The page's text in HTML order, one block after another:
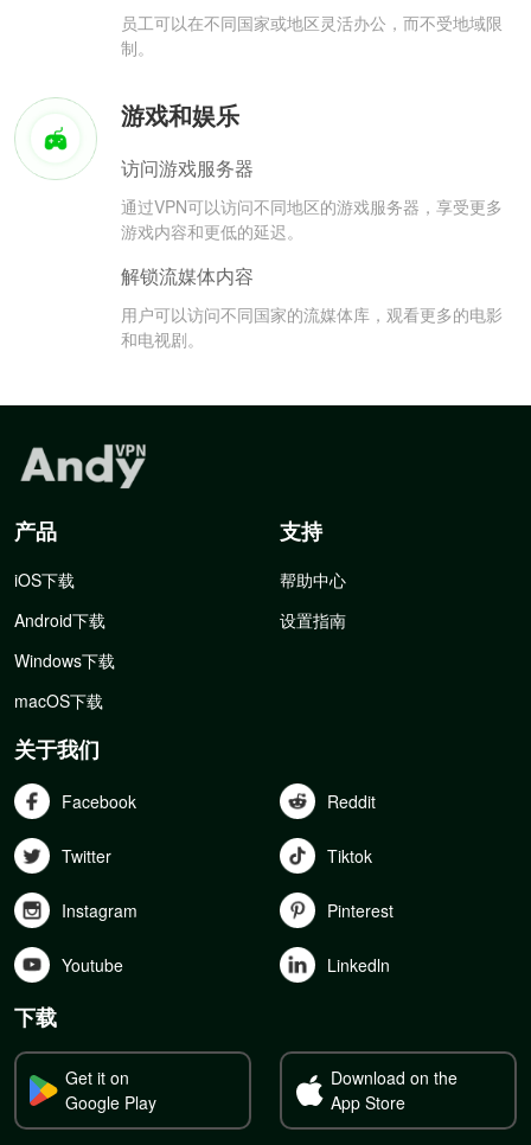
员工可以在不同国家或地区灵活办公，而不受地域限
制。
游戏和娱乐
访问游戏服务器
通过VPN可以访问不同地区的游戏服务器，享受更多
游戏内容和更低的延迟。
解锁流媒体内容
用户可以访问不同国家的流媒体库，观看更多的电影
和电视剧。
产品
iOS下载
Android下载
Windows下载
macOS下载
支持
帮助中心
设置指南
关于我们
Facebook Reddit
Twitter Tiktok
Instagram Pinterest
Youtube Linkedln
下载
Get it on
Google Play
Download on the
App Store